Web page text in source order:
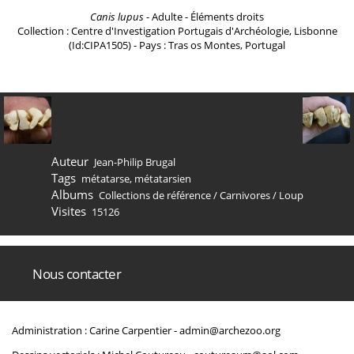
Canis lupus- Adulte - Éléments droits
Collection : Centre d'Investigation Portugais d'Archéologie, Lisbonne
(Id:CIPA1505) - Pays : Tras os Montes, Portugal
Auteur Jean-Philip Brugal
Tags métatarse, métatarsien
Albums Collections de référence/Carnivores/ Loup
Visites 15126
Nous contacter
Administration : Carine Carpentier -admin@archezoo.org